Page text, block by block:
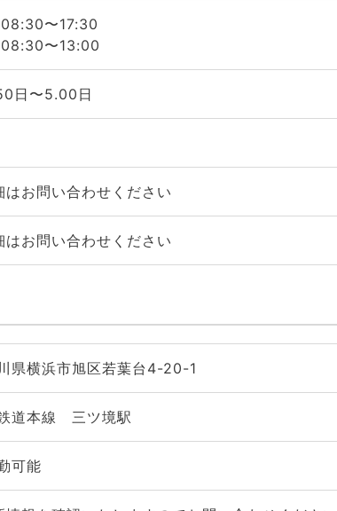
〜17:30
〜13:00
日〜5.00日
はお問い合わせください
はお問い合わせください
県横浜市旭区若葉台4-20-1
道本線 三ツ境駅
可能